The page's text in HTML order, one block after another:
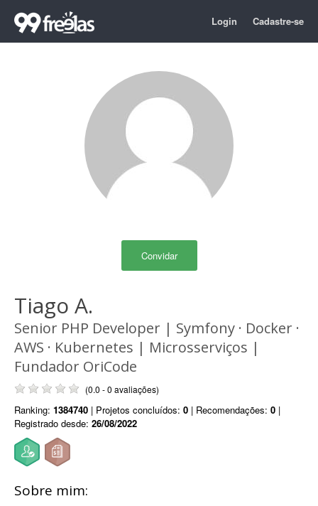
Login Cadastre-se
Convidar
Tiago A.
Senior PHP Developer | Symfony · Docker ·
AWS · Kubernetes | Microsserviços |
Fundador OriCode
(0.0 - 0 avaliações)
Ranking: 1384740 | Projetos concluídos: 0 | Recomendações: 0 |
Registrado desde: 26/08/2022
Sobre mim: